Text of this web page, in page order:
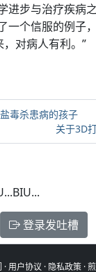
进步与治疗疾病
一个信服的例子
对病人有利。”
毒杀患病的孩子
关于3D
登录发吐槽
·用户协议 · 隐私政策·